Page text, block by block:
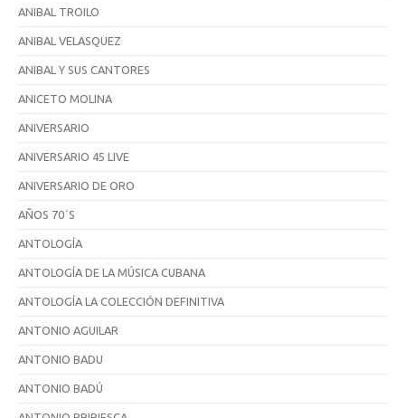
ANIBAL TROILO
ANIBAL VELASQUEZ
ANIBAL Y SUS CANTORES
ANICETO MOLINA
ANIVERSARIO
ANIVERSARIO 45 LIVE
ANIVERSARIO DE ORO
AÑOS 70´S
ANTOLOGÍA
ANTOLOGÍA DE LA MÚSICA CUBANA
ANTOLOGÍA LA COLECCIÓN DEFINITIVA
ANTONIO AGUILAR
ANTONIO BADU
ANTONIO BADÚ